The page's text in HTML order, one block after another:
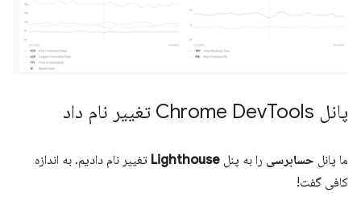
پانل Chrome Dev Tools تغییر نام داد
ما پانل حسابرسی را به پنل Lighthouse تغییر نام دادیم. به اندازه
کافی گفت!